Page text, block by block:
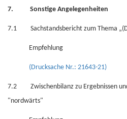
7. Sonstige Angelegenheiten
7.1 Sachstandsbericht zum Thema
Empfehlung
(Drucksache Nr.: 21643-21)
7.2 Zwischenbilanz zu Ergebnissen
"nordwärts"